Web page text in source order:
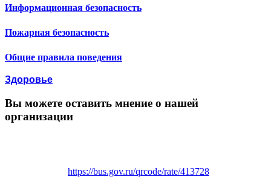
Информационная безопасность
Пожарная безопасность
Общие правила поведения
Здоровье
Вы можете оставить мнение о нашей
организации
https://bus.gov.ru/qrcode/rate/413728